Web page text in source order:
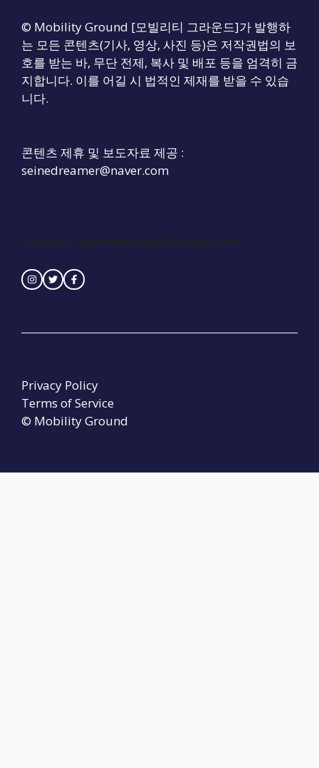
© Mobility Ground [모빌리티 그라운드]가 발행하
는 모든 콘텐츠(기사, 영상, 사진 등)은 저작권법의 보
호를 받는 바, 무단 전제, 복사 및 배포 등을 엄격히 금
지합니다. 이를 어길 시 법적인 제재를 받을 수 있습
니다.
콘텐츠 제휴 및 보도자료 제공 :
seinedreamer@naver.com
Contact : seinedreamer@naver.com
© Mobility Ground
Privacy Policy
Terms of Service